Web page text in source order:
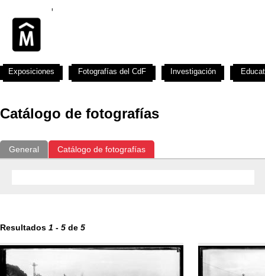
Catálogo de fotografías
General Catálogo de fotografías
Resultados 1 - 5 de 5
Exposiciones Fotografías del CdF Investigación